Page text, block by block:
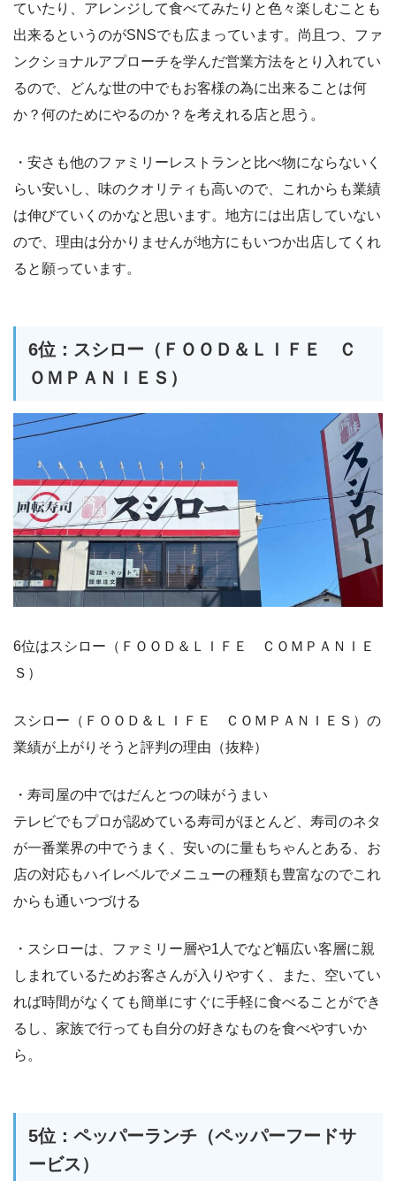
ていたり、アレンジして食べてみたりと色々楽しむことも
出来るというのがSNSでも広まっています。尚且つ、ファ
ンクショナルアプローチを学んだ営業方法をとり入れてい
るので、どんな世の中でもお客様の為に出来ることは何
か？何のためにやるのか？を考えれる店と思う。
・安さも他のファミリーレストランと比べ物にならないく
らい安いし、味のクオリティも高いので、これからも業績
は伸びていくのかなと思います。地方には出店していない
ので、理由は分かりませんが地方にもいつか出店してくれ
ると願っています。
6位：スシロー（ＦＯＯＤ＆ＬＩＦＥ Ｃ
ＯＭＰＡＮＩＥＳ）
6位はスシロー（ＦＯＯＤ＆ＬＩＦＥ ＣＯＭＰＡＮＩＥ
Ｓ）
スシロー（ＦＯＯＤ＆ＬＩＦＥ ＣＯＭＰＡＮＩＥＳ）の
業績が上がりそうと評判の理由（抜粋）
・寿司屋の中ではだんとつの味がうまい
テレビでもプロが認めている寿司がほとんど、寿司のネタ
が一番業界の中でうまく、安いのに量もちゃんとある、お
店の対応もハイレベルでメニューの種類も豊富なのでこれ
からも通いつづける
・スシローは、ファミリー層や1人でなど幅広い客層に親
しまれているためお客さんが入りやすく、また、空いてい
れば時間がなくても簡単にすぐに手軽に食べることができ
るし、家族で行っても自分の好きなものを食べやすいか
ら。
5位：ペッパーランチ（ペッパーフードサ
ービス）